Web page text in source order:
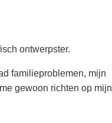
ontwerpster.
familieproblemen, mijn
gewoon richten op mijn